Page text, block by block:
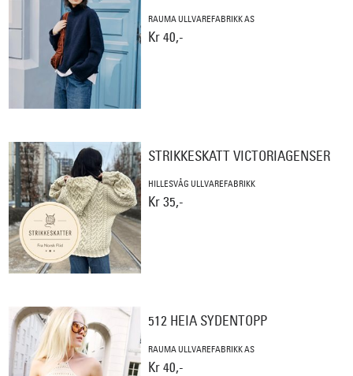
RAUMA ULLVAREFABRIKK AS
Kr 40,-
STRIKKESKATT VICTORIAGENSER
HILLESVÅG ULLVAREFABRIKK
Kr 35,-
512 HEIA SYDENTOPP
RAUMA ULLVAREFABRIKK AS
Kr 40,-